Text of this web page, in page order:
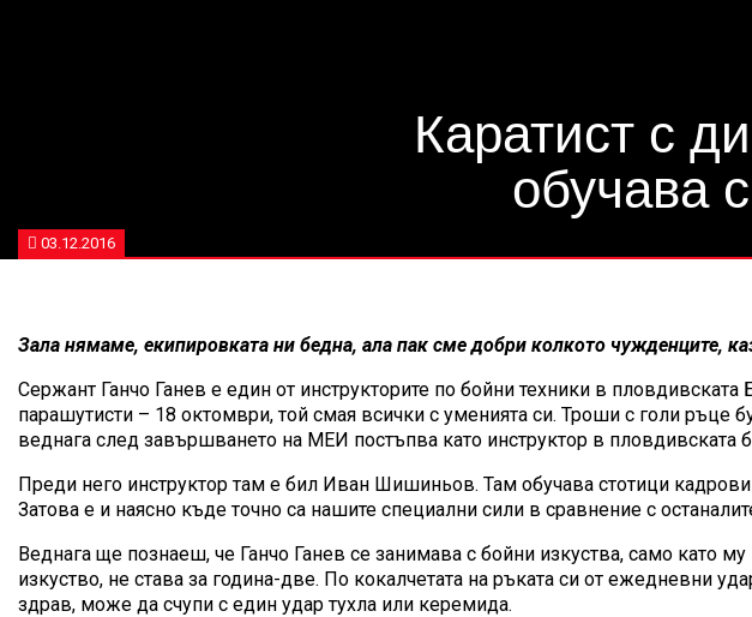
Каратист с
обучава
03.12.2016
Зала нямаме, екипировката ни бедна, ала пак сме добри колкото чужденците,
Сержант Ганчо Ганев е един от инструкторите по бойни техники в
парашутисти – 18 октомври, той смая всички с уменията си. Троши с голи
веднага след завършването на МЕИ постъпва като инструктор в пловдивската
Преди него инструктор там е бил Иван Шишиньов. Там обучава стотици
Затова е и наясно къде точно са нашите специални сили в сравнение с
Веднага ще познаеш, че Ганчо Ганев се занимава с бойни изкуства, само като
изкуство, не става за година-две. По кокалчетата на ръката си от ежедневни
здрав, може да счупи с един удар тухла или керемида.